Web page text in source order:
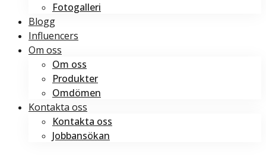
Fotogalleri
Blogg
Influencers
Om oss
Om oss
Produkter
Omdömen
Kontakta oss
Kontakta oss
Jobbansökan